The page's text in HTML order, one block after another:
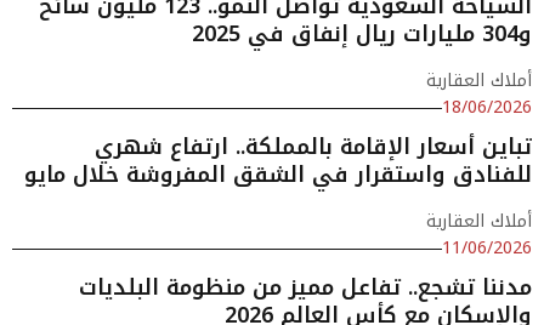
و304 مليارات ريال إنفاق في 2025
أملاك العقارية
18/06/2026
تباين أسعار الإقامة بالمملكة.. ارتفاع شهري
للفنادق واستقرار في الشقق المفروشة خلال مايو
أملاك العقارية
11/06/2026
مدننا تشجع.. تفاعل مميز من منظومة البلديات
والإسكان مع كأس العالم 2026